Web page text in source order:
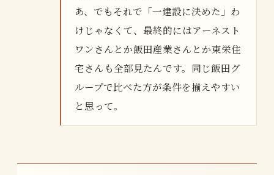
あ、でもそれで「一建設に決めた」わ
けじゃなくて、最終的にはアーネスト
ワンさんとか飯田産業さんとか東栄住
宅さんも全部見たんです。同じ飯田グ
ループで比べた方が条件を揃えやすい
と思って。